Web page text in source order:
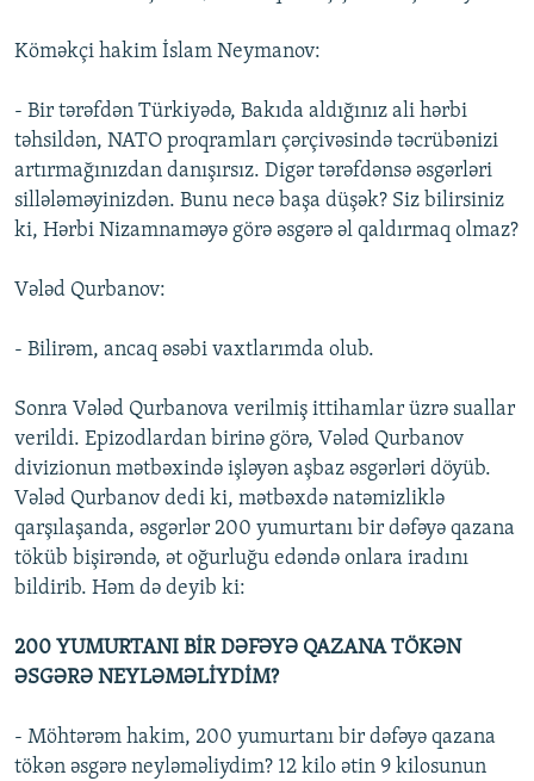
Köməkçi hakim İslam Neymanov:
- Bir tərəfdən Türkiyədə, Bakıda aldığınız ali hərbi
təhsildən, NATO proqramları çərçivəsində təcrübənizi
artırmağınızdan danışırsız. Digər tərəfdənsə əsgərləri
sillələməyinizdən. Bunu necə başa düşək? Siz bilirsiniz
ki, Hərbi Nizamnaməyə görə əsgərə əl qaldırmaq olmaz?
Vələd Qurbanov:
- Bilirəm, ancaq əsəbi vaxtlarımda olub.
Sonra Vələd Qurbanova verilmiş ittihamlar üzrə suallar
verildi. Epizodlardan birinə görə, Vələd Qurbanov
divizionun mətbəxində işləyən aşbaz əsgərləri döyüb.
Vələd Qurbanov dedi ki, mətbəxdə natəmizliklə
qarşılaşanda, əsgərlər 200 yumurtanı bir dəfəyə qazana
töküb bişirəndə, ət oğurluğu edəndə onlara iradını
bildirib. Həm də deyib ki:
200 YUMURTANI BİR DƏFƏYƏ QAZANA TÖKƏN
ƏSGƏRƏ NEYLƏMƏLİYDİM?
- Möhtərəm hakim, 200 yumurtanı bir dəfəyə qazana
tökən əsgərə neyləməliydim? 12 kilo ətin 9 kilosunun